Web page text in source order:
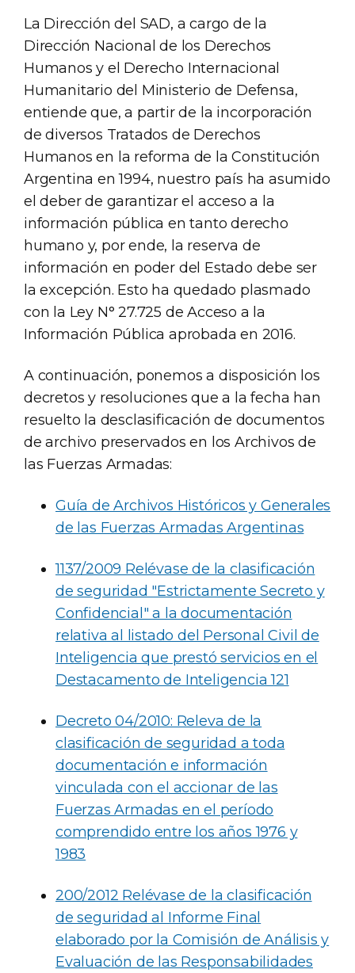
La Dirección del SAD, a cargo de la
Dirección Nacional de los Derechos
Humanos y el Derecho Internacional
Humanitario del Ministerio de Defensa,
entiende que, a partir de la incorporación
de diversos Tratados de Derechos
Humanos en la reforma de la Constitución
Argentina en 1994, nuestro país ha asumido
el deber de garantizar el acceso a la
información pública en tanto derecho
humano y, por ende, la reserva de
información en poder del Estado debe ser
la excepción. Esto ha quedado plasmado
con la Ley N° 27.725 de Acceso a la
Información Pública aprobada en 2016.
A continuación, ponemos a disposición los
decretos y resoluciones que a la fecha han
resuelto la desclasificación de documentos
de archivo preservados en los Archivos de
las Fuerzas Armadas:
Guía de Archivos Históricos y Generales
de las Fuerzas Armadas Argentinas
1137/2009 Relévase de la clasificación
de seguridad "Estrictamente Secreto y
Confidencial" a la documentación
relativa al listado del Personal Civil de
Inteligencia que prestó servicios en el
Destacamento de Inteligencia 121
Decreto 04/2010: Releva de la
clasificación de seguridad a toda
documentación e información
vinculada con el accionar de las
Fuerzas Armadas en el período
comprendido entre los años 1976 y
1983
200/2012 Relévase de la clasificación
de seguridad al Informe Final
elaborado por la Comisión de Análisis y
Evaluación de las Responsabilidades